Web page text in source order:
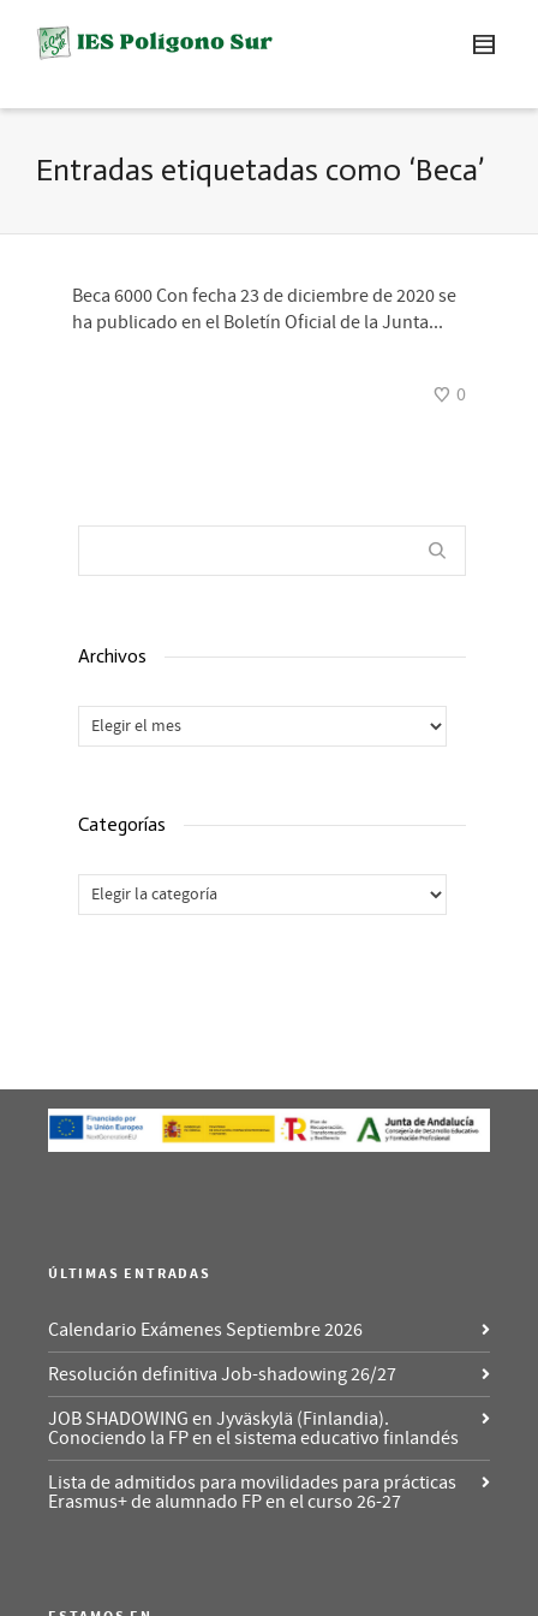
Entradas etiquetadas como ‘Beca’
Beca 6000 Con fecha 23 de diciembre de 2020 se
ha publicado en el Boletín Oficial de la Junta...
0
Archivos
Archivos
Categorías
Categorías
ÚLTIMAS ENTRADAS
Calendario Exámenes Septiembre 2026
Resolución definitiva Job-shadowing 26/27
JOB SHADOWING en Jyväskylä (Finlandia).
Conociendo la FP en el sistema educativo finlandés
Lista de admitidos para movilidades para prácticas
Erasmus+ de alumnado FP en el curso 26-27